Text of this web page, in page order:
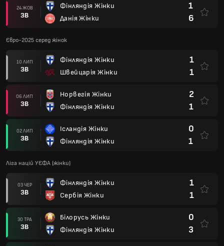
24 ЖОВ
ЗВ
Фінляндія Жінки
Данія Жінки
1
6
Євро-2025 серед жінок
10 ЛИП
ЗВ
Фінляндія Жінки
Швейцарія Жінки
1
1
06 ЛИП
ЗВ
Норвегія Жінки
Фінляндія Жінки
2
1
02 ЛИП
ЗВ
Ісландія Жінки
Фінляндія Жінки
0
1
Ліга націй УЄФА (жінки)
03 ЧЕР
ЗВ
Фінляндія Жінки
Сербія Жінки
1
1
30 ТРА
ЗВ
Білорусь Жінки
Фінляндія Жінки
0
3